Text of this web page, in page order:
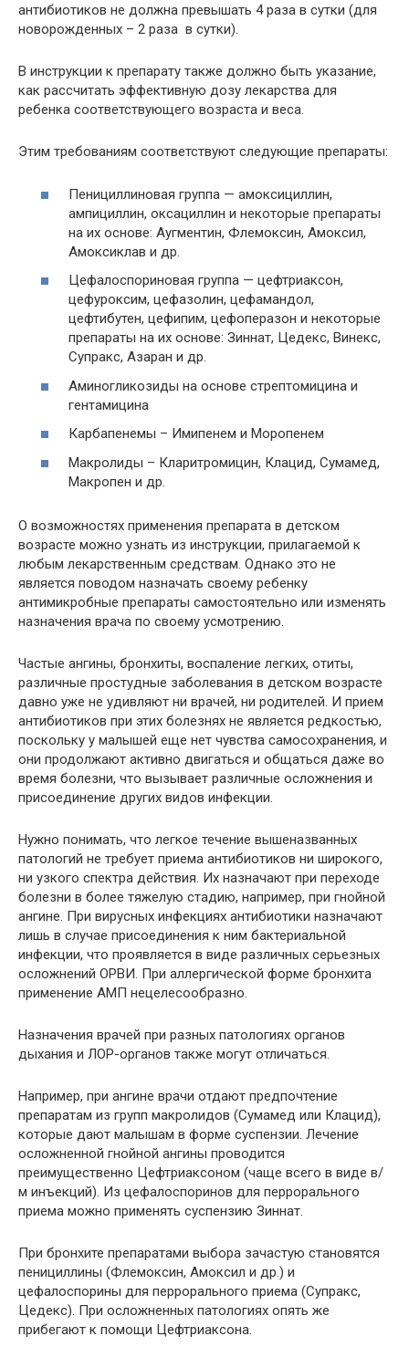
антибиотиков не должна превышать 4 раза в сутки (для
новорожденных – 2 раза в сутки).
В инструкции к препарату также должно быть указание,
как рассчитать эффективную дозу лекарства для
ребенка соответствующего возраста и веса.
Этим требованиям соответствуют следующие препараты:
Пенициллиновая группа — амоксициллин,
ампициллин, оксациллин и некоторые препараты
на их основе: Аугментин, Флемоксин, Амоксил,
Амоксиклав и др.
Цефалоспориновая группа — цефтриаксон,
цефуроксим, цефазолин, цефамандол,
цефтибутен, цефипим, цефоперазон и некоторые
препараты на их основе: Зиннат, Цедекс, Винекс,
Супракс, Азаран и др.
Аминогликозиды на основе стрептомицина и
гентамицина
Карбапенемы – Имипенем и Моропенем
Макролиды – Кларитромицин, Клацид, Сумамед,
Макропен и др.
О возможностях применения препарата в детском
возрасте можно узнать из инструкции, прилагаемой к
любым лекарственным средствам. Однако это не
является поводом назначать своему ребенку
антимикробные препараты самостоятельно или изменять
назначения врача по своему усмотрению.
Частые ангины, бронхиты, воспаление легких, отиты,
различные простудные заболевания в детском возрасте
давно уже не удивляют ни врачей, ни родителей. И прием
антибиотиков при этих болезнях не является редкостью,
поскольку у малышей еще нет чувства самосохранения, и
они продолжают активно двигаться и общаться даже во
время болезни, что вызывает различные осложнения и
присоединение других видов инфекции.
Нужно понимать, что легкое течение вышеназванных
патологий не требует приема антибиотиков ни широкого,
ни узкого спектра действия. Их назначают при переходе
болезни в более тяжелую стадию, например, при гнойной
ангине. При вирусных инфекциях антибиотики назначают
лишь в случае присоединения к ним бактериальной
инфекции, что проявляется в виде различных серьезных
осложнений ОРВИ. При аллергической форме бронхита
применение АМП нецелесообразно.
Назначения врачей при разных патологиях органов
дыхания и ЛОР-органов также могут отличаться.
Например, при ангине врачи отдают предпочтение
препаратам из групп макролидов (Сумамед или Клацид),
которые дают малышам в форме суспензии. Лечение
осложненной гнойной ангины проводится
преимущественно Цефтриаксоном (чаще всего в виде в/
м инъекций). Из цефалоспоринов для перрорального
приема можно применять суспензию Зиннат.
При бронхите препаратами выбора зачастую становятся
пенициллины (Флемоксин, Амоксил и др.) и
цефалоспорины для перрорального приема (Супракс,
Цедекс). При осложненных патологиях опять же
прибегают к помощи Цефтриаксона.